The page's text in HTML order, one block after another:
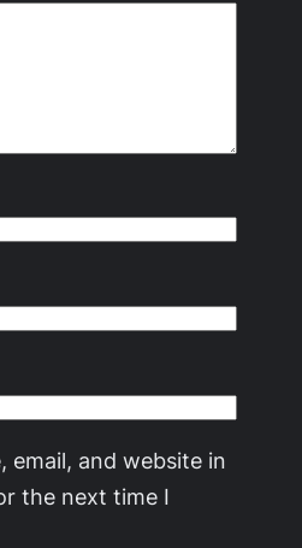
email, and website in
the next time I